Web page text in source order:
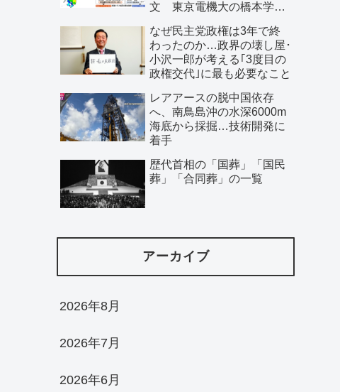
文 東京電機大の橋本学特
なぜ民主党政権は3年で終
わったのか…政界の壊し屋･
小沢一郎が考える｢3度目の
政権交代｣に最も必要なこと
レアアースの脱中国依存
へ、南鳥島沖の水深6000m
海底から採掘…技術開発に
着手
歴代首相の「国葬」「国民
葬」「合同葬」の一覧
アーカイブ
2026年8月
2026年7月
2026年6月